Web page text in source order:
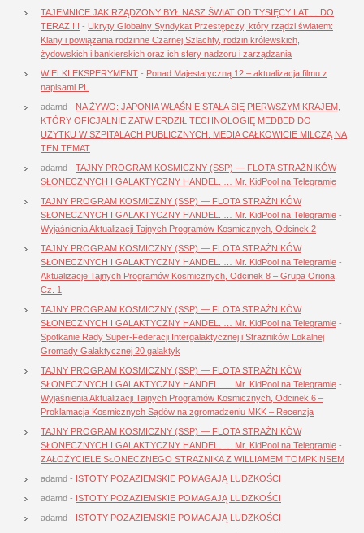
TAJEMNICE JAK RZĄDZONY BYŁ NASZ ŚWIAT OD TYSIĘCY LAT… DO
TERAZ !!! - Ukryty Globalny Syndykat Przestępczy, który rządzi światem:
Klany i powiązania rodzinne Czarnej Szlachty, rodzin królewskich,
żydowskich i bankierskich oraz ich sfery nadzoru i zarządzania
WIELKI EKSPERYMENT - Ponad Majestatyczną 12 – aktualizacja filmu z
napisami PL
adamd - NA ŻYWO: JAPONIA WŁAŚNIE STAŁA SIĘ PIERWSZYM KRAJEM,
KTÓRY OFICJALNIE ZATWIERDZIŁ TECHNOLOGIĘ MEDBED DO
UŻYTKU W SZPITALACH PUBLICZNYCH. MEDIA CAŁKOWICIE MILCZĄ NA
TEN TEMAT
adamd - TAJNY PROGRAM KOSMICZNY (SSP) — FLOTA STRAŻNIKÓW
SŁONECZNYCH I GALAKTYCZNY HANDEL. … Mr. KidPool na Telegramie
TAJNY PROGRAM KOSMICZNY (SSP) — FLOTA STRAŻNIKÓW
SŁONECZNYCH I GALAKTYCZNY HANDEL. … Mr. KidPool na Telegramie -
Wyjaśnienia Aktualizacji Tajnych Programów Kosmicznych, Odcinek 2
TAJNY PROGRAM KOSMICZNY (SSP) — FLOTA STRAŻNIKÓW
SŁONECZNYCH I GALAKTYCZNY HANDEL. … Mr. KidPool na Telegramie -
Aktualizacje Tajnych Programów Kosmicznych, Odcinek 8 – Grupa Oriona,
Cz. 1
TAJNY PROGRAM KOSMICZNY (SSP) — FLOTA STRAŻNIKÓW
SŁONECZNYCH I GALAKTYCZNY HANDEL. … Mr. KidPool na Telegramie -
Spotkanie Rady Super-Federacji Intergalaktycznej i Strażników Lokalnej
Gromady Galaktycznej 20 galaktyk
TAJNY PROGRAM KOSMICZNY (SSP) — FLOTA STRAŻNIKÓW
SŁONECZNYCH I GALAKTYCZNY HANDEL. … Mr. KidPool na Telegramie -
Wyjaśnienia Aktualizacji Tajnych Programów Kosmicznych, Odcinek 6 –
Proklamacja Kosmicznych Sądów na zgromadzeniu MKK – Recenzja
TAJNY PROGRAM KOSMICZNY (SSP) — FLOTA STRAŻNIKÓW
SŁONECZNYCH I GALAKTYCZNY HANDEL. … Mr. KidPool na Telegramie -
ZAŁOŻYCIELE SŁONECZNEGO STRAŻNIKA Z WILLIAMEM TOMPKINSEM
adamd - ISTOTY POZAZIEMSKIE POMAGAJĄ LUDZKOŚCI
adamd - ISTOTY POZAZIEMSKIE POMAGAJĄ LUDZKOŚCI
adamd - ISTOTY POZAZIEMSKIE POMAGAJĄ LUDZKOŚCI